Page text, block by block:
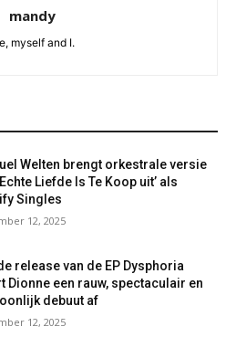
mandy
myself and I.
Welten brengt orkestrale versie
Liefde Is Te Koop uit’ als
Singles
12, 2025
release van de EP Dysphoria
Dionne een rauw, spectaculair en
debuut af
12, 2025